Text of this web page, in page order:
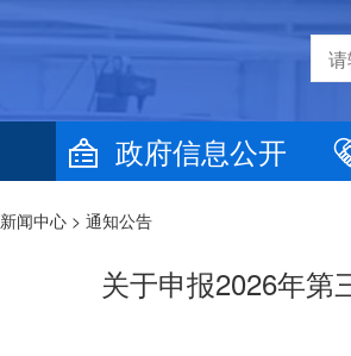
政府信息公开
新闻中心 > 通知公告
关于申报2026年第